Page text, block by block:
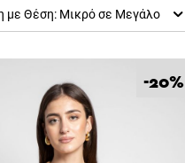
με Θέση: Μικρό σε Μεγάλο
-20%